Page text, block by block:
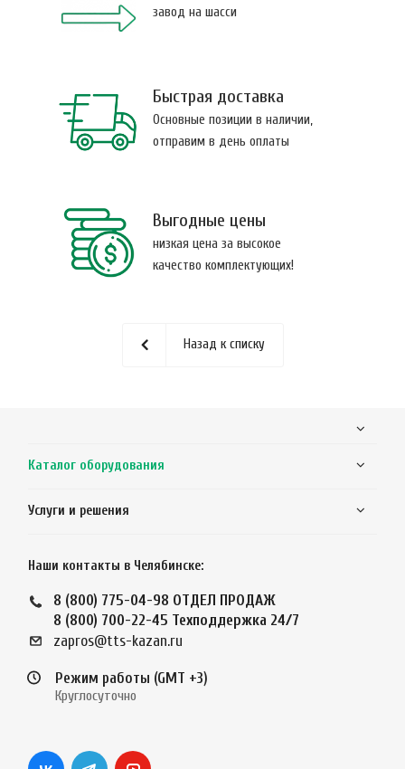
завод на шасси
Быстрая доставка
Основные позиции в наличии,
отправим в день оплаты
Выгодные цены
низкая цена за высокое
качество комплектующих!
Назад к списку
Каталог оборудования
Услуги и решения
Наши контакты в Челябинске:
8 (800) 775-04-98 ОТДЕЛ ПРОДАЖ
8 (800) 700-22-45 Техподдержка 24/7
zapros@tts-kazan.ru
Режим работы (GMT +3)
Круглосуточно